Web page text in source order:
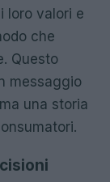
loro valori e
che
Questo
messaggio
una storia